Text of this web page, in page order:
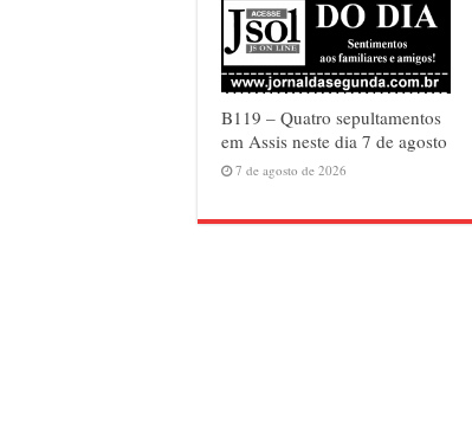
B119 – Quatro sepultamentos
em Assis neste dia 7 de agosto
7 de agosto de 2026